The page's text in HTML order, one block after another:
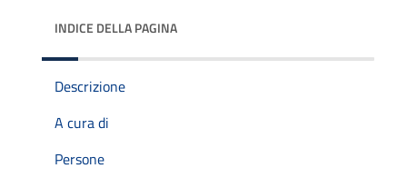
INDICE DELLA PAGINA
Descrizione
A cura di
Persone